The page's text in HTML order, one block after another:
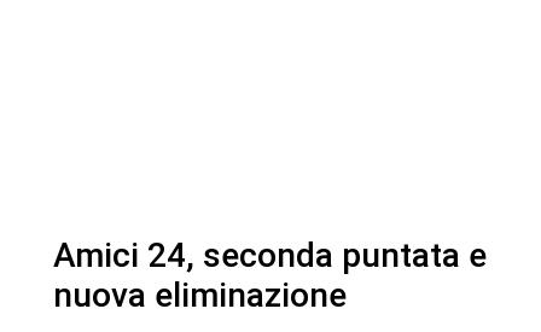
Amici 24, seconda puntata e
nuova eliminazione